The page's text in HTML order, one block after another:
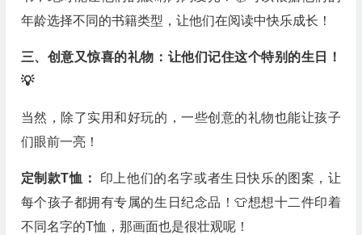
年龄选择不同的书籍类型，让他们在阅读中快乐成长！
三、创意又惊喜的礼物：让他们记住这个特别的生日！
💡
当然，除了实用和好玩的，一些创意的礼物也能让孩子
们眼前一亮！
定制款T恤： 印上他们的名字或者生日快乐的图案，让
每个孩子都拥有专属的生日纪念品！👕想想十二件印着
不同名字的T恤，那画面也是很壮观呢！